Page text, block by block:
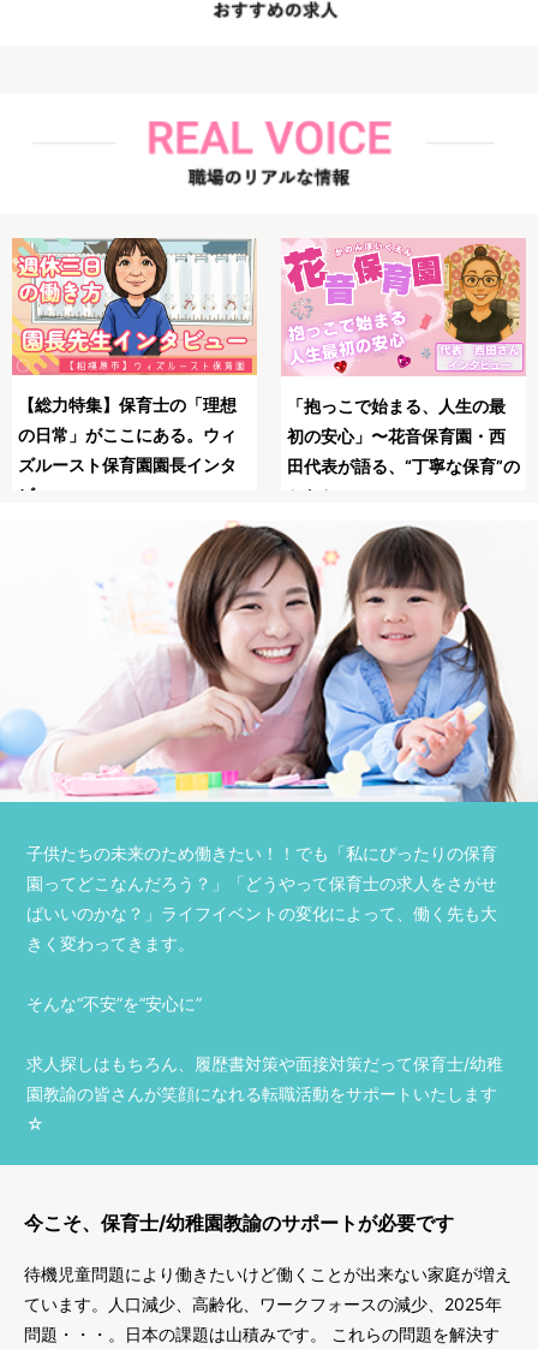
た保育士求人JOBS
る保育士求人JOBSで安全に転
職！
子供たちの未来のため働きたい！！でも「私にぴったりの保育
園ってどこなんだろう？」「どうやって保育士の求人をさがせ
ばいいのかな？」ライフイベントの変化によって、働く先も大
きく変わってきます。
そんな“不安”を“安心に”
求人探しはもちろん、履歴書対策や面接対策だって保育士/幼稚
園教諭の皆さんが笑顔になれる転職活動をサポートいたします
☆
今こそ、保育士/幼稚園教諭のサポートが必要です
待機児童問題により働きたいけど働くことが出来ない家庭が増え
ています。人口減少、高齢化、ワークフォースの減少、2025年
問題・・・。日本の課題は山積みです。 これらの問題を解決す